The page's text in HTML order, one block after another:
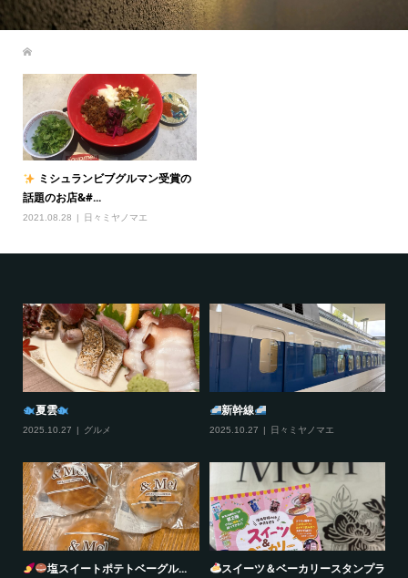
ミシュランビブグルマン受賞の
話題のお店&#...
2021.08.28 日々ミヤノマエ
夏雲
2025.10.27 グルメ
新幹線
2025.10.27 日々ミヤノマエ
塩スイートポテトベーグル...
スイーツ＆ベーカリースタンプラ